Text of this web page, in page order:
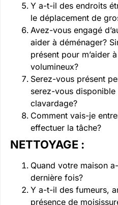
Y a-t-il des endroits
le déplacement de
Avez-vous engagé
aider à déménager?
présent pour m’aider
volumineux?
Serez-vous présent
serez-vous
clavardage?
Comment vais-je
effectuer la tâche?
NETTOYAGE :
Quand votre maison
dernière fois?
Y a-t-il des fumeurs,
présence de